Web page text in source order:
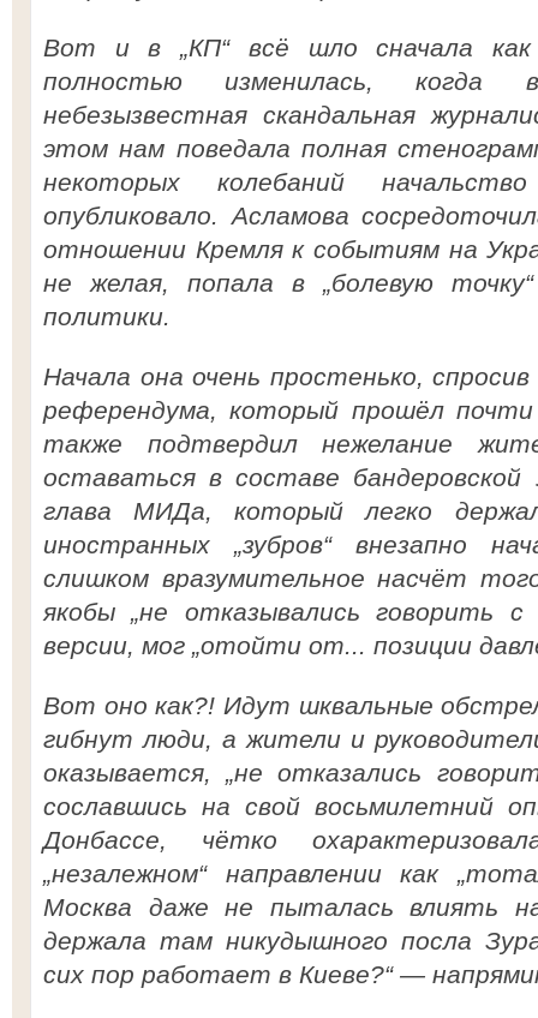
Вот и в „КП“ всё шло сначала
полностью изменилась, когда
небезызвестная скандальная
этом нам поведала полная
некоторых колебаний
опубликовало. Асламова
отношении Кремля к событиям на
не желая, попала в „болевую
политики.
Начала она очень простенько,
референдума, который прошёл почти
также подтвердил нежелание
оставаться в составе
глава МИДа, который легко
иностранных „зубров“ внезапно
слишком вразумительное насчёт
якобы „не отказывались говорить
версии, мог „отойти от... позиции
Вот оно как?! Идут шквальные
гибнут люди, а жители и
оказывается, „не отказались
сославшись на свой восьмилетний
Донбассе, чётко
„незалежном“ направлении как
Москва даже не пыталась влиять
держала там никудышного посла
сих пор работает в Киеве?“ —